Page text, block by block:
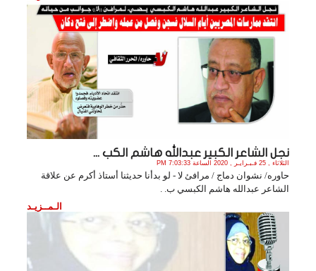
نجل الشاعر الكبير عبدالله هاشم الكب ...
الثلاثاء , 25 فـبـرايـر , 2020 الساعة 7:03:33 PM
حاوره/ نشوان دماج / مرافئ لا - لو بدأنا حديثنا أستاذ أكرم عن علاقة
الشاعر عبدالله هاشم الكبسي ب. .
الـمــزيـد